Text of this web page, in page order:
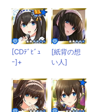
[CDﾃﾞﾋﾞｭ
ｰ]+
[紙背の想
い人]